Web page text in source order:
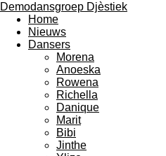
Demodansgroep Djèstiek
Home
Nieuws
Dansers
Morena
Anoeska
Rowena
Richella
Danique
Marit
Bibi
Jinthe